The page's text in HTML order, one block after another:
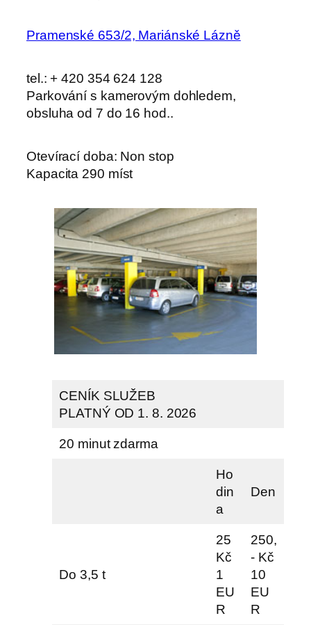
Pramenské 653/2, Mariánské Lázně
tel.: + 420 354 624 128
Parkování s kamerovým dohledem,
obsluha od 7 do 16 hod..
Otevírací doba: Non stop
Kapacita 290 míst
CENÍK SLUŽEB
PLATNÝ OD 1. 8. 2026
20 minut zdarma
Ho
din
a
Den
Do 3,5 t
25
Kč
1
EU
R
250,
- Kč
10
EU
R